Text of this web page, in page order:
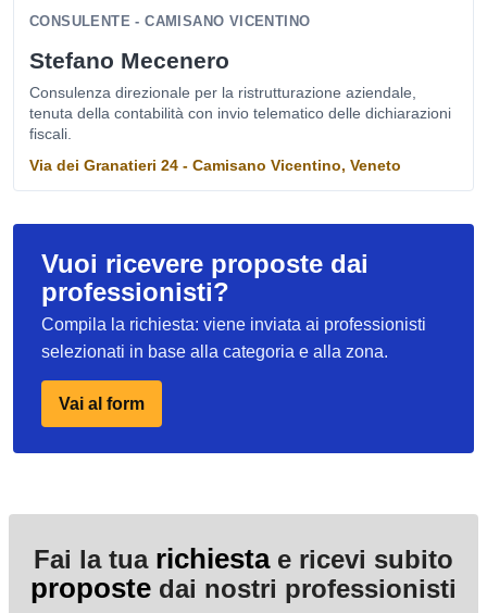
CONSULENTE - CAMISANO VICENTINO
Stefano Mecenero
Consulenza direzionale per la ristrutturazione aziendale,
tenuta della contabilità con invio telematico delle dichiarazioni
fiscali.
Via dei Granatieri 24 - Camisano Vicentino, Veneto
Vuoi ricevere proposte dai
professionisti?
Compila la richiesta: viene inviata ai professionisti
selezionati in base alla categoria e alla zona.
Vai al form
Fai la tua richiestae ricevi subito
proposte dai nostri professionisti